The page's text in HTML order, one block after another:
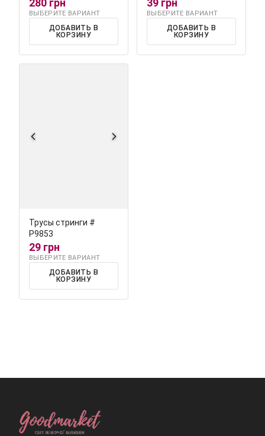
280 грн
ВЫБЕРИТЕ ВАРИАНТ
ДОБАВИТЬ В
КОРЗИНУ
39 грн
ВЫБЕРИТЕ ВАРИАНТ
ДОБАВИТЬ В
КОРЗИНУ
Трусы стринги #
Р9853
29 грн
ВЫБЕРИТЕ ВАРИАНТ
ДОБАВИТЬ В
КОРЗИНУ